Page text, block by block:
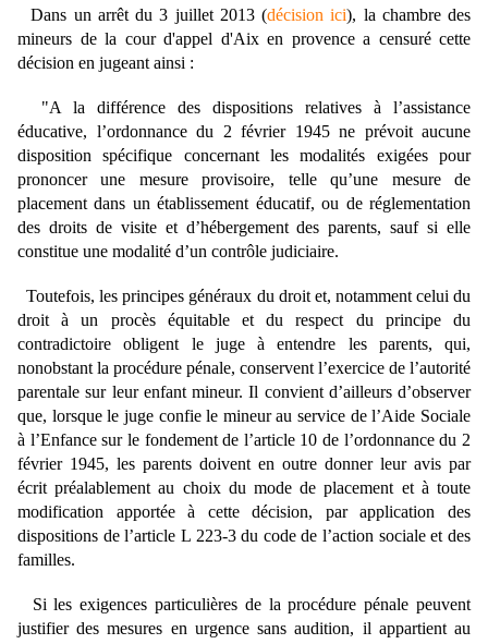
Dans un arrêt du 3 juillet 2013 (décision ici), la chambre des
mineurs de la cour d'appel d'Aix en provence a censuré cette
décision en jugeant ainsi :
"A la différence des dispositions relatives à l’assistance
éducative, l’ordonnance du 2 février 1945 ne prévoit aucune
disposition spécifique concernant les modalités exigées pour
prononcer une mesure provisoire, telle qu’une mesure de
placement dans un établissement éducatif, ou de réglementation
des droits de visite et d’hébergement des parents, sauf si elle
constitue une modalité d’un contrôle judiciaire.
Toutefois, les principes généraux du droit et, notamment celui du
droit à un procès équitable et du respect du principe du
contradictoire obligent le juge à entendre les parents, qui,
nonobstant la procédure pénale, conservent l’exercice de l’autorité
parentale sur leur enfant mineur. Il convient d’ailleurs d’observer
que, lorsque le juge confie le mineur au service de l’Aide Sociale
à l’Enfance sur le fondement de l’article 10 de l’ordonnance du 2
février 1945, les parents doivent en outre donner leur avis par
écrit préalablement au choix du mode de placement et à toute
modification apportée à cette décision, par application des
dispositions de l’article L 223‑3 du code de l’action sociale et des
familles.
Si les exigences particulières de la procédure pénale peuvent
justifier des mesures en urgence sans audition, il appartient au